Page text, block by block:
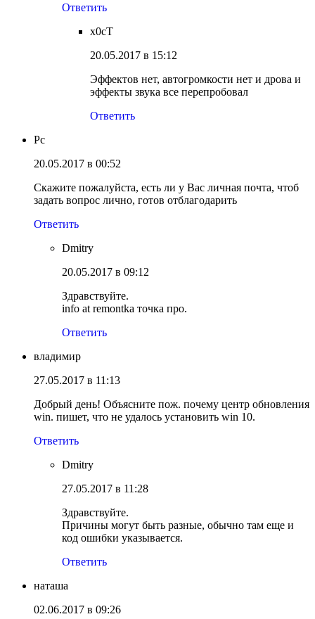
Ответить
x0cT
20.05.2017 в 15:12
Эффектов нет, автогромкости нет и дрова и
эффекты звука все перепробовал
Ответить
Pc
20.05.2017 в 00:52
Скажите пожалуйста, есть ли у Вас личная почта, чтоб
задать вопрос лично, готов отблагодарить
Ответить
Dmitry
20.05.2017 в 09:12
Здравствуйте.
info at remontka точка про.
Ответить
владимир
27.05.2017 в 11:13
Добрый день! Объясните пож. почему центр обновления
win. пишет, что не удалось установить win 10.
Ответить
Dmitry
27.05.2017 в 11:28
Здравствуйте.
Причины могут быть разные, обычно там еще и
код ошибки указывается.
Ответить
наташа
02.06.2017 в 09:26